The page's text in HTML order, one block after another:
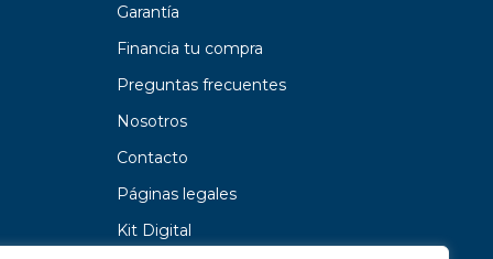
Garantía
Financia tu compra
Preguntas frecuentes
Nosotros
Contacto
Páginas legales
Kit Digital